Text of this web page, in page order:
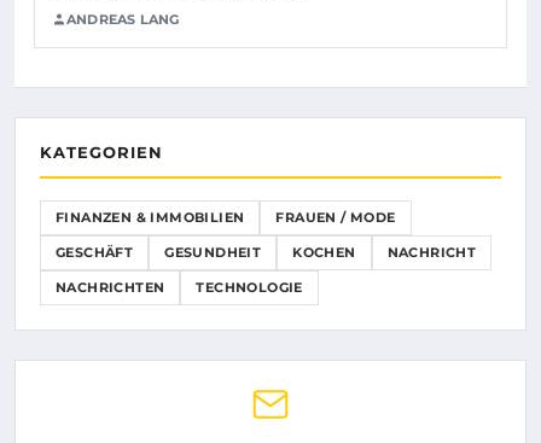
ANDREAS LANG
KATEGORIEN
FINANZEN & IMMOBILIEN FRAUEN / MODE
GESCHÄFT GESUNDHEIT KOCHEN NACHRICHT
NACHRICHTEN TECHNOLOGIE